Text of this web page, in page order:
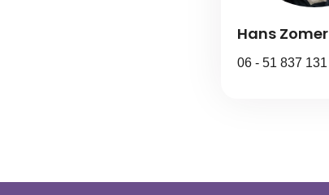
Hans Zomer
06 - 51 837 131